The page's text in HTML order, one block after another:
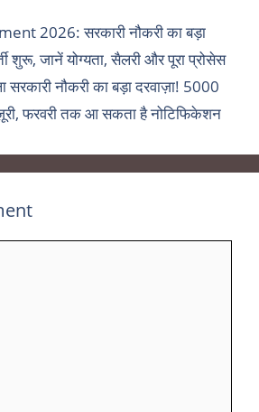
2026: सरकारी नौकरी का बड़ा
शुरू, जानें योग्यता, सैलरी और पूरा प्रोसेस
सरकारी नौकरी का बड़ा दरवाज़ा! 5000
फरवरी तक आ सकता है नोटिफिकेशन